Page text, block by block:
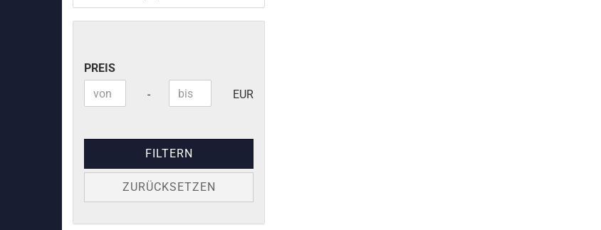
PREIS
PREIS
Preis bis
- EUR
FILTERN
ZURÜCKSETZEN